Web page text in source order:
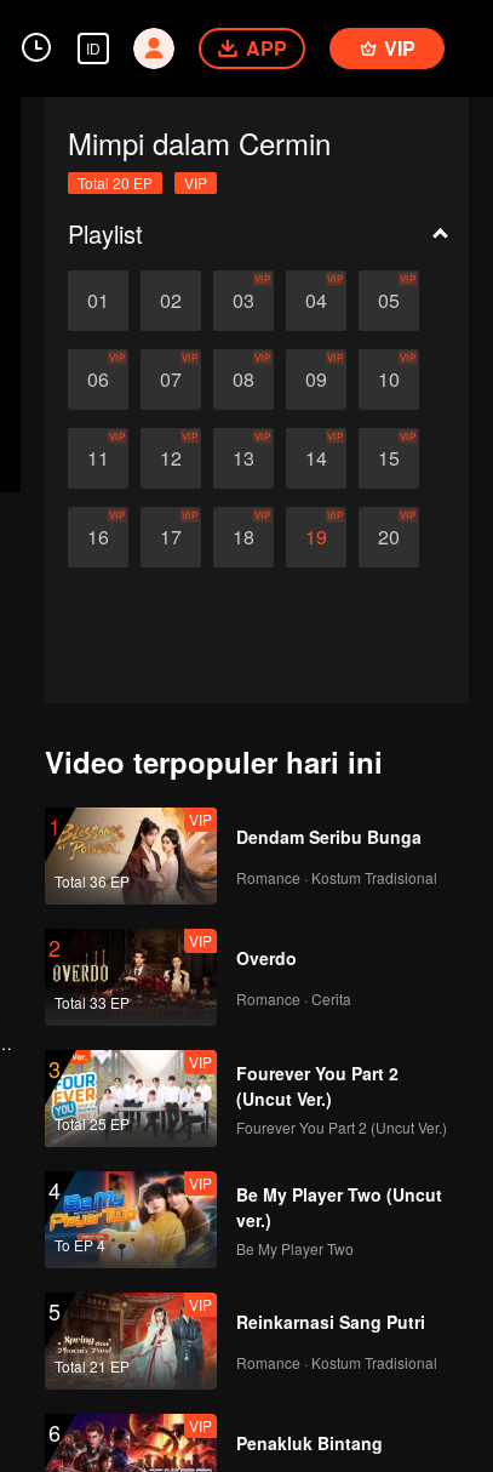
ID APP VIP
Mimpi dalam Cermin
Total 20 EP VIP
Playlist
01 02 03
VIP
04
VIP
05
VIP
06
VIP
07
VIP
08
VIP
09
VIP
10
VIP
11
VIP
12
VIP
13
VIP
14
VIP
15
VIP
16
VIP
17
VIP
18
VIP
19
VIP
20
VIP
Video terpopuler hari ini
1
Total 36 EP
VIP
Dendam Seribu Bunga
Romance · Kostum Tradisional
2
Total 33 EP
VIP
Overdo
Romance · Cerita
3
Total 25 EP
VIP
Fourever You Part 2
(Uncut Ver.)
Fourever You Part 2 (Uncut Ver.)
4
To EP 4
VIP
Be My Player Two (Uncut
ver.)
Be My Player Two
5
Total 21 EP
VIP
Reinkarnasi Sang Putri
Romance · Kostum Tradisional
6 VIP
Penakluk Bintang